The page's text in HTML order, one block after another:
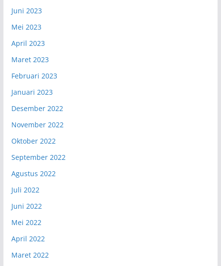
Juni 2023
Mei 2023
April 2023
Maret 2023
Februari 2023
Januari 2023
Desember 2022
November 2022
Oktober 2022
September 2022
Agustus 2022
Juli 2022
Juni 2022
Mei 2022
April 2022
Maret 2022